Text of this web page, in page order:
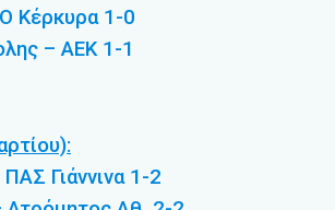
Κέρκυρα 1-0
– ΑΕΚ 1-1
Γιάννινα 1-2